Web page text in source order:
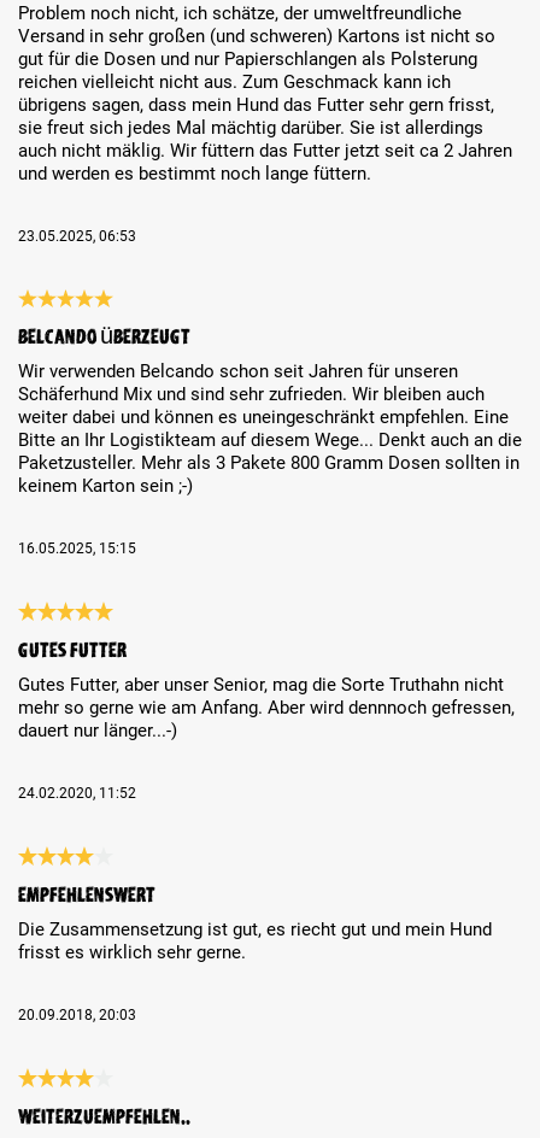
Problem noch nicht, ich schätze, der umweltfreundliche
Versand in sehr großen (und schweren) Kartons ist nicht so
gut für die Dosen und nur Papierschlangen als Polsterung
reichen vielleicht nicht aus. Zum Geschmack kann ich
übrigens sagen, dass mein Hund das Futter sehr gern frisst,
sie freut sich jedes Mal mächtig darüber. Sie ist allerdings
auch nicht mäklig. Wir füttern das Futter jetzt seit ca 2 Jahren
und werden es bestimmt noch lange füttern.
23.05.2025, 06:53
Belcando überzeugt
Wir verwenden Belcando schon seit Jahren für unseren
Schäferhund Mix und sind sehr zufrieden. Wir bleiben auch
weiter dabei und können es uneingeschränkt empfehlen. Eine
Bitte an Ihr Logistikteam auf diesem Wege... Denkt auch an die
Paketzusteller. Mehr als 3 Pakete 800 Gramm Dosen sollten in
keinem Karton sein ;-)
16.05.2025, 15:15
Gutes Futter
Gutes Futter, aber unser Senior, mag die Sorte Truthahn nicht
mehr so gerne wie am Anfang. Aber wird dennnoch gefressen,
dauert nur länger...-)
24.02.2020, 11:52
Empfehlenswert
Die Zusammensetzung ist gut, es riecht gut und mein Hund
frisst es wirklich sehr gerne.
20.09.2018, 20:03
weiterzuempfehlen..